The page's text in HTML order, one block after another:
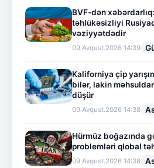
BVF-dən
təhlükəsizliyi
vəziyyətdədir
09.Avqust.2026 14:39
Kaliforniya çip
bilər, lakin
düşür
09.Avqust.2026 14:38
Hürmüz boğazında
problemləri qlobal
09.Avqust.2026 14:38